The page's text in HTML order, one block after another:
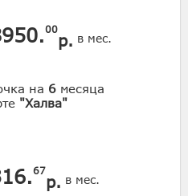
00
р. в мес.
на 6 месяца
"Халва"
67
р. в мес.